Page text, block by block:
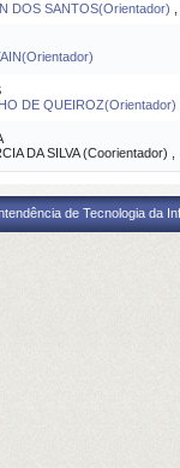
DOS SANTOS(Orientador)
DE QUEIROZ(Orientador)
DA SILVA
de Tecnologia da